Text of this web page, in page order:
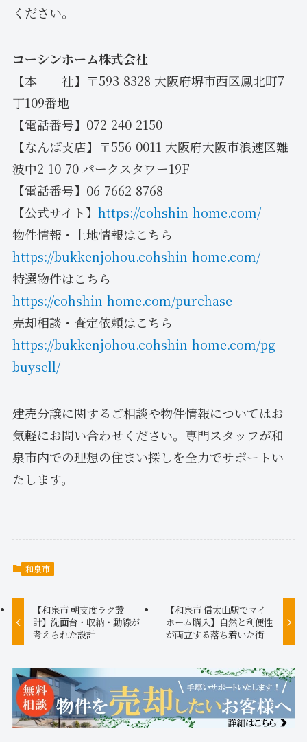
ください。
コーシンホーム株式会社
【本 社】〒593-8328 大阪府堺市西区鳳北町7
丁109番地
【電話番号】072-240-2150
【なんば支店】〒556-0011 大阪府大阪市浪速区難
波中2-10-70 パークスタワー19F
【電話番号】06-7662-8768
【公式サイト】 https://cohshin-home.com/
物件情報・土地情報はこちら
https://bukkenjohou.cohshin-home.com/
特選物件はこちら
https://cohshin-home.com/purchase
売却相談・査定依頼はこちら
https://bukkenjohou.cohshin-home.com/pg-
buysell/
建売分譲に関するご相談や物件情報についてはお
気軽にお問い合わせください。専門スタッフが和
泉市内での理想の住まい探しを全力でサポートい
たします。
和泉市
【和泉市 朝支度ラク設
計】洗面台・収納・動線が
考えられた設計
【和泉市 信太山駅でマイ
ホーム購入】自然と利便性
が両立する落ち着いた街